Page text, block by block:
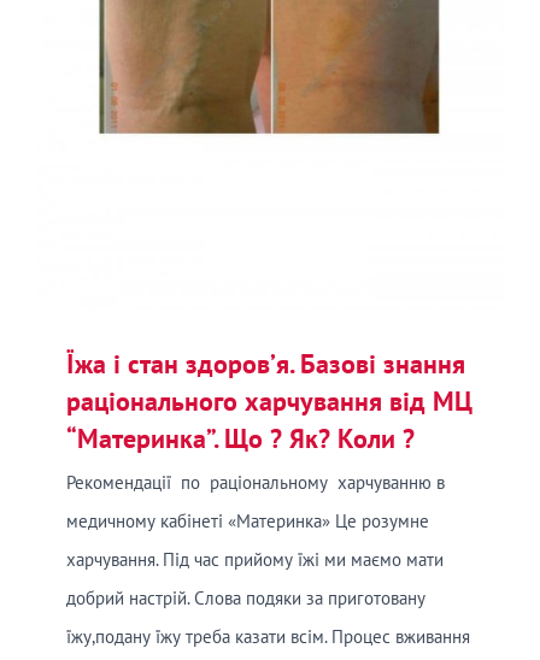
Їжа і стан здоров’я. Базові знання
раціонального харчування від МЦ
“Материнка”. Що ? Як? Коли ?
Рекомендації по раціональному харчуванню в
медичному кабінеті «Материнка» Це розумне
харчування. Під час прийому їжі ми маємо мати
добрий настрій. Слова подяки за приготовану
їжу,подану їжу треба казати всім. Процес вживання